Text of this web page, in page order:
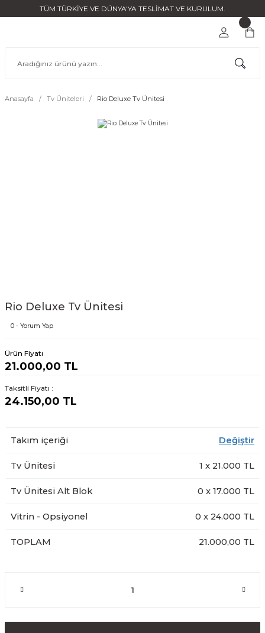
TÜM TÜRKİYE VE DÜNYA'YA TESLİMAT VE KURULUM.
Anasayfa Tv Üniteleri Rio Deluxe Tv Ünitesi
Rio Deluxe Tv Ünitesi
0 - Yorum Yap
Ürün Fiyatı
21.000,00 TL
Taksitli Fiyatı :
24.150,00 TL
Takım içeriği Değiştir
Tv Ünitesi 1 x 21.000 TL
Tv Ünitesi Alt Blok 0 x 17.000 TL
Vitrin - Opsiyonel 0 x 24.000 TL
TOPLAM 21.000,00 TL